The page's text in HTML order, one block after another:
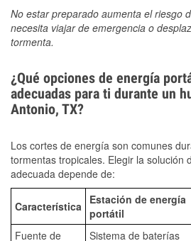
No estar preparado aumenta el riesgo
necesita viajar de emergencia o
tormenta.
¿Qué opciones de energía
adecuadas para ti durante un
Antonio, TX?
Los cortes de energía son comunes
tormentas tropicales. Elegir la solución
adecuada depende de:
Característica
Estación de energía
portátil
Fuente de Sistema de baterías